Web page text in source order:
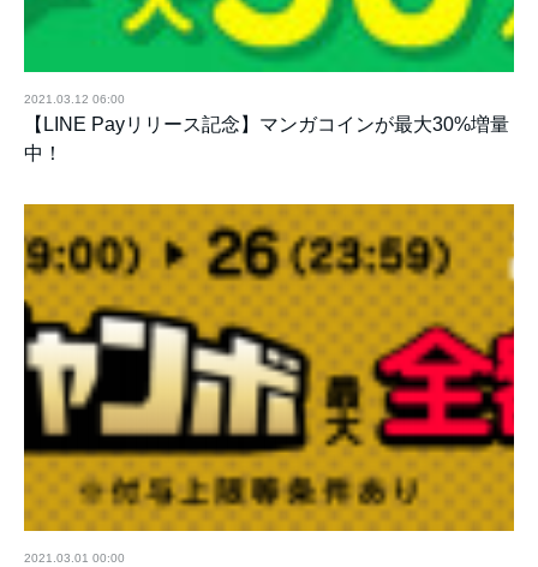
2021.03.12 06:00
【LINE Payリリース記念】マンガコインが最大30%増量
中！
2021.03.01 00:00